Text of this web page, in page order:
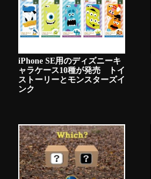
iPhone SE用のディズニーキ
ャラケース10種が発売 トイ
ストーリーとモンスターズイ
ンク